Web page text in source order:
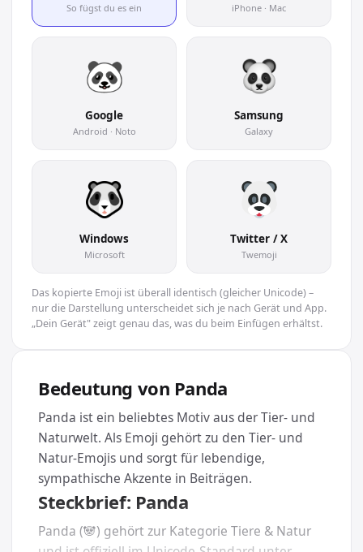
So fügst du es ein iPhone · Mac
Google
Android · Noto
Samsung
Galaxy
Windows
Microsoft
Twitter / X
Twemoji
Das kopierte Emoji ist überall identisch (gleicher Unicode) –
nur die Darstellung unterscheidet sich je nach Gerät und App.
„Dein Gerät" zeigt genau das, was du beim Einfügen erhältst.
Bedeutung von Panda
Panda ist ein beliebtes Motiv aus der Tier- und
Naturwelt. Als Emoji gehört zu den Tier- und
Natur-Emojis und sorgt für lebendige,
sympathische Akzente in Beiträgen.
Steckbrief: Panda
Panda (🐼) gehört zur Kategorie Tiere & Natur